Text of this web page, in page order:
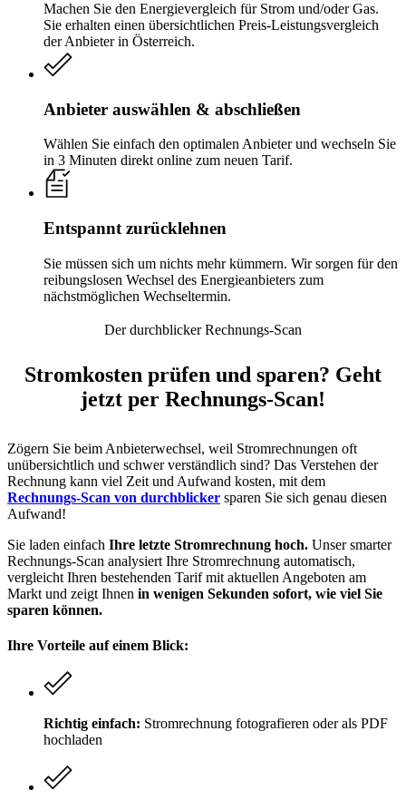
Machen Sie den Energievergleich für Strom und/oder Gas.
Sie erhalten einen übersichtlichen Preis-Leistungsvergleich
der Anbieter in Österreich.
Anbieter auswählen & abschließen
Wählen Sie einfach den optimalen Anbieter und wechseln Sie
in 3 Minuten direkt online zum neuen Tarif.
Entspannt zurücklehnen
Sie müssen sich um nichts mehr kümmern. Wir sorgen für den
reibungslosen Wechsel des Energieanbieters zum
nächstmöglichen Wechseltermin.
Der durchblicker Rechnungs-Scan
Stromkosten prüfen und sparen? Geht
jetzt per Rechnungs-Scan!
Zögern Sie beim Anbieterwechsel, weil Stromrechnungen oft
unübersichtlich und schwer verständlich sind? Das Verstehen der
Rechnung kann viel Zeit und Aufwand kosten, mit dem
Rechnungs-Scan von durchblicker sparen Sie sich genau diesen
Aufwand!
Sie laden einfach Ihre letzte Stromrechnung hoch. Unser smarter
Rechnungs-Scan analysiert Ihre Stromrechnung automatisch,
vergleicht Ihren bestehenden Tarif mit aktuellen Angeboten am
Markt und zeigt Ihnen in wenigen Sekunden sofort, wie viel Sie
sparen können.
Ihre Vorteile auf einem Blick:
Richtig einfach: Stromrechnung fotografieren oder als PDF
hochladen